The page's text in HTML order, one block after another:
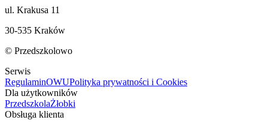
ul. Krakusa 11
30-535 Kraków
© Przedszkolowo
Serwis
RegulaminOWUPolityka prywatności i Cookies
Dla użytkowników
PrzedszkolaŻłobki
Obsługa klienta